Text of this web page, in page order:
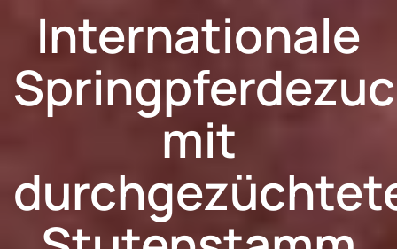
Internationale
mit